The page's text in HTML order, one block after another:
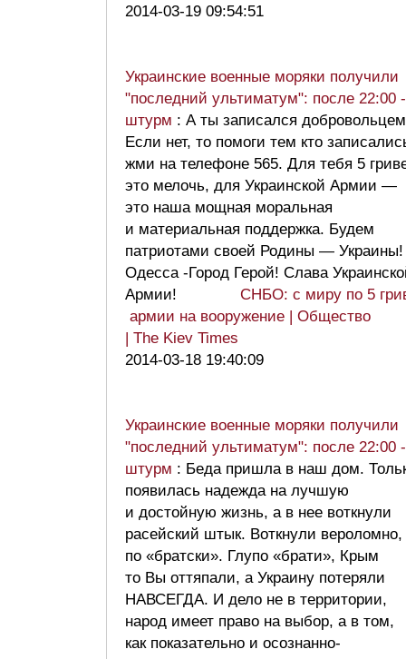
2014-03-19 09:54:51
Украинские военные моряки получили
"последний ультиматум": после 22:00 -
штурм : А ты записался
Если нет, то помоги тем кто
жми на телефоне 565. Для тебя 5
это мелочь, для Украинской Армии —
это наша мощная моральная
и материальная поддержка. Будем
патриотами своей Родины — Украины!
Одесса -Город Герой! Слава
Армии! СНБО: с миру по 5
армии на вооружение | Общество
| The Kiev Times
2014-03-18 19:40:09
Украинские военные моряки получили
"последний ультиматум": после 22:00 -
штурм : Беда пришла в наш дом.
появилась надежда на лучшую
и достойную жизнь, а в нее воткнули
расейский штык. Воткнули вероломно,
по «братски». Глупо «брати», Крым
то Вы оттяпали, а Украину потеряли
НАВСЕГДА. И дело не в территории,
народ имеет право на выбор, а в том,
как показательно и осознанно-